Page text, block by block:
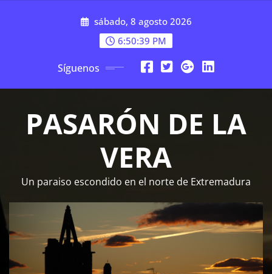
sábado, 8 agosto 2026
6:50:40 PM
Síguenos
PASARÓN DE LA
VERA
Un paraiso escondido en el norte de Extremadura